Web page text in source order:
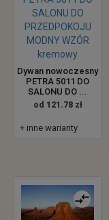
Dywan nowoczesny
PETRA 5011 DO
SALONU DO ...
od 121.78 zł
+ inne warianty